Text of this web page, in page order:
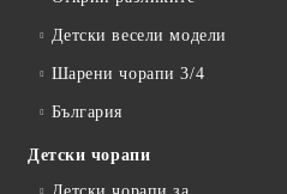
Детски весели модели
Шарени чорапи 3/4
България
Детски чорапи